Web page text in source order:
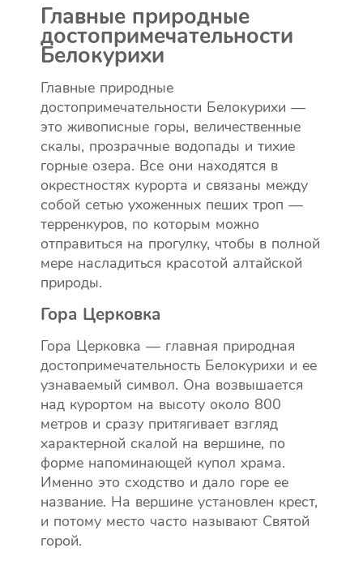
Главные природные
достопримечательности
Белокурихи
Главные природные
достопримечательности Белокурихи —
это живописные горы, величественные
скалы, прозрачные водопады и тихие
горные озера. Все они находятся в
окрестностях курорта и связаны между
собой сетью ухоженных пеших троп —
терренкуров, по которым можно
отправиться на прогулку, чтобы в полной
мере насладиться красотой алтайской
природы.
Гора Церковка
Гора Церковка — главная природная
достопримечательность Белокурихи и ее
узнаваемый символ. Она возвышается
над курортом на высоту около 800
метров и сразу притягивает взгляд
характерной скалой на вершине, по
форме напоминающей купол храма.
Именно это сходство и дало горе ее
название. На вершине установлен крест,
и потому место часто называют Святой
горой.